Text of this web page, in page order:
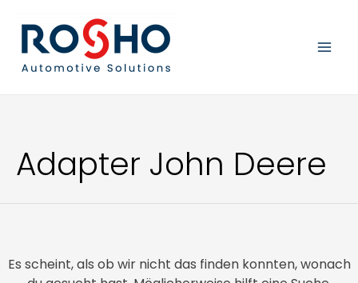
Inhalt
springen
Adapter John Deere
Es scheint, als ob wir nicht das finden konnten, wonach
nach: